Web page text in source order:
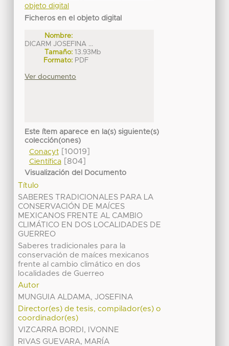
objeto digital
Ficheros en el objeto digital
Nombre:
DICARM JOSEFINA ...
Tamaño: 13.93Mb
Formato: PDF
Ver documento
Este ítem aparece en la(s) siguiente(s)
colección(ones)
Conacyt[10019]
Científica[804]
Visualización del Documento
Título
SABERES TRADICIONALES PARA LA
CONSERVACIÓN DE MAÍCES
MEXICANOS FRENTE AL CAMBIO
CLIMÁTICO EN DOS LOCALIDADES DE
GUERREO
Saberes tradicionales para la
conservación de maíces mexicanos
frente al cambio climático en dos
localidades de Guerreo
Autor
MUNGUIA ALDAMA, JOSEFINA
Director(es) de tesis, compilador(es) o
coordinador(es)
VIZCARRA BORDI, IVONNE
RIVAS GUEVARA, MARÍA